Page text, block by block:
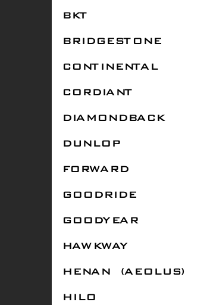
BKT
BRIDGESTONE
CONTINENTAL
CORDIANT
DIAMONDBACK
DUNLOP
FORWARD
GOODRIDE
GOODYEAR
HAWKWAY
HENAN (AEOLUS)
HILO